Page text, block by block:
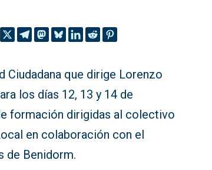
Ciudadana que dirige Lorenzo
los días 12, 13 y 14 de
formación dirigidas al colectivo
en colaboración con el
de Benidorm.